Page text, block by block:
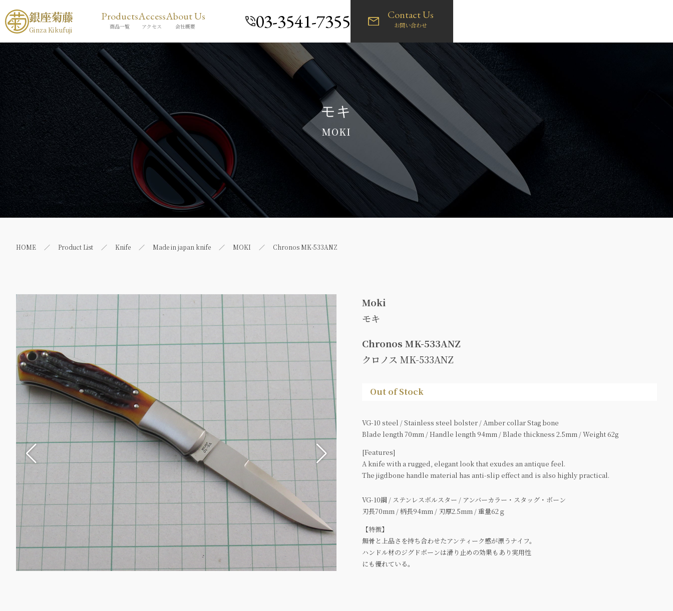
銀座菊藤
Ginza Kikufuji
Products
商品一覧
Access
アクセス
About Us
会社概要 03-3541-7355 Contact Us
お問い合わせ
モキ
MOKI
HOME Product List Knife Made in japan knife MOKI Chronos MK-533ANZ
Moki
モキ
Chronos MK-533ANZ
クロノス MK-533ANZ
Out of Stock
VG-10 steel / Stainless steel bolster / Amber collar Stag bone
Blade length 70mm / Handle length 94mm / Blade thickness 2.5mm / Weight 62g
[Features]
A knife with a rugged, elegant look that exudes an antique feel.
The jigdbone handle material has anti-slip effect and is also highly practical.
VG-10鋼 / ステンレスボルスター / アンバーカラー・スタッグ・ボーン
刃長70mm / 柄長94mm / 刃厚2.5mm / 重量62ｇ
【特徴】
無骨と上品さを持ち合わせたアンティーク感が漂うナイフ。
ハンドル材のジグドボーンは滑り止めの効果もあり実用性
にも優れている。